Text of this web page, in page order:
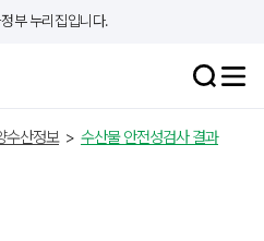
부 누리집입니다.
수산정보 > 수산물 안전성검사 결과